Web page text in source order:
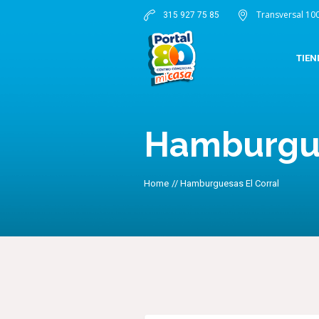
315 927 75 85 Transversal
Home // Hamburguesas El Corral